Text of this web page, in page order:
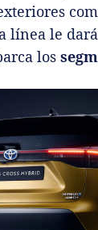
línea le
los